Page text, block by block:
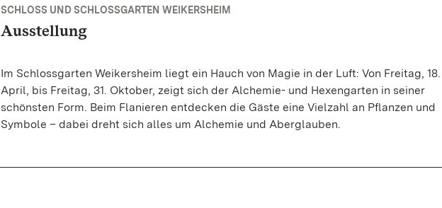
SCHLOSS UND SCHLOSSGARTEN WEIKERSHEIM
Ausstellung
Im Schlossgarten Weikersheim liegt ein Hauch von Magie in der Luft: Von Freitag, 18.
April, bis Freitag, 31. Oktober, zeigt sich der Alchemie- und Hexengarten in seiner
schönsten Form. Beim Flanieren entdecken die Gäste eine Vielzahl an Pflanzen und
Symbole – dabei dreht sich alles um Alchemie und Aberglauben.